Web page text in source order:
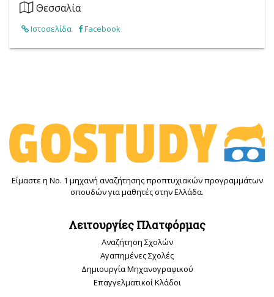
Θεσσαλία
Ιστοσελίδα Facebook
Είμαστε η Νο. 1 μηχανή αναζήτησης προπτυχιακών προγραμμάτων
σπουδών για μαθητές στην Ελλάδα.
Λειτουργίες Πλατφόρμας
Αναζήτηση Σχολών
Αγαπημένες Σχολές
Δημιουργία Μηχανογραφικού
Επαγγελματικοί Κλάδοι